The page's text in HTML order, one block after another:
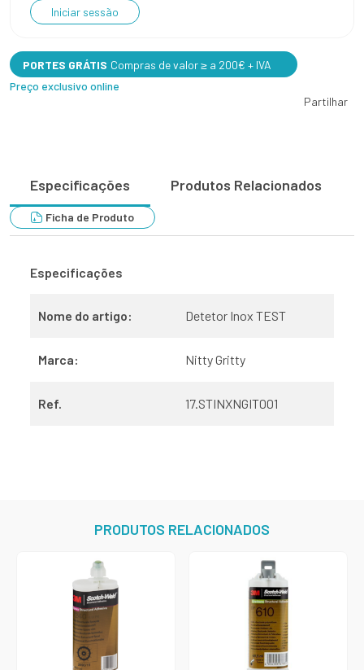
Iniciar sessão
PORTES GRÁTIS Compras de valor ≥ a 200€ + IVA
Preço exclusivo online
Partilhar
Especificações Produtos Relacionados
Ficha de Produto
Especificações
Nome do artigo: Detetor Inox TEST
Marca: Nitty Gritty
Ref. 17.STINXNGIT001
PRODUTOS RELACIONADOS